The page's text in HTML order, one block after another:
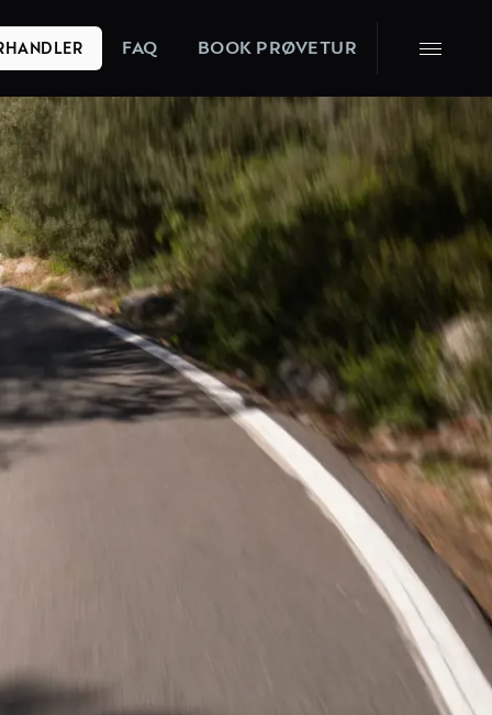
FAQ BOOK PRØVETUR